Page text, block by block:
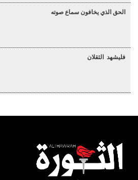
الحق الذي يخافون سماع صوته
فليشهد الثقلان